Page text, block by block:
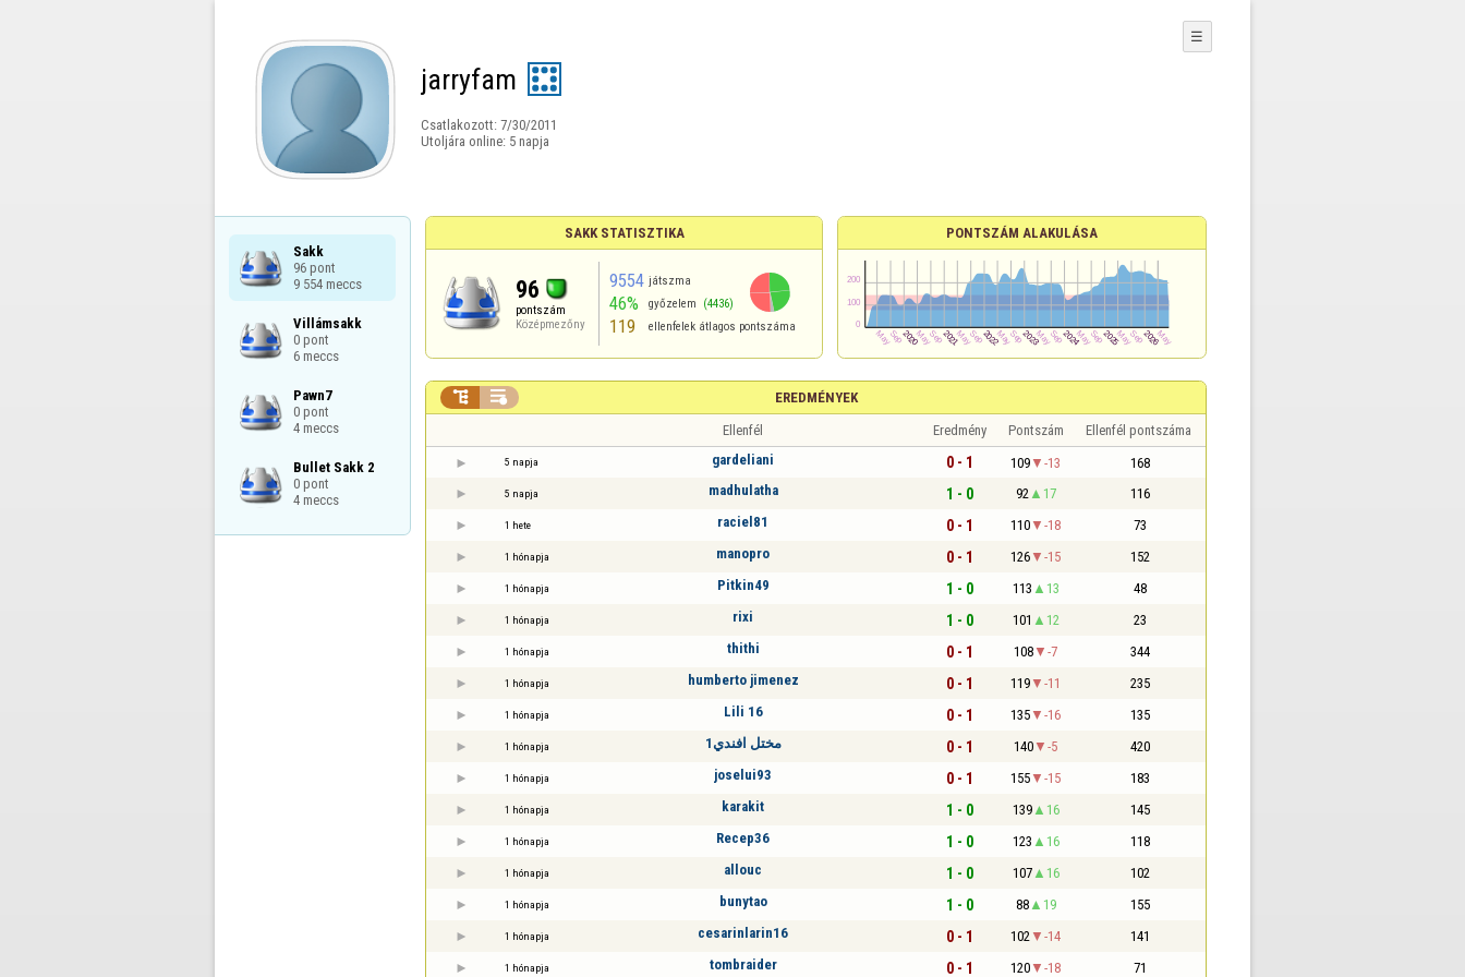
jarryfam
Csatlakozott: 7/30/2011
Utoljára online: 5 napja
☰
Sakk
96 pont
9 554 meccs
Villámsakk
0 pont
6 meccs
Pawn7
0 pont
4 meccs
Bullet Sakk 2
0 pont
4 meccs
SAKK STATISZTIKA
96
pontszám
Középmezőny
9554 játszma
46% győzelem (4436)
119 ellenfelek átlagos pontszáma
PONTSZÁM ALAKULÁSA
EREDMÉNYEK
 
Ellenfél Eredmény Pontszám Ellenfél pontszáma
5 napja gardeliani 0 - 1 109 -13 168
5 napja madhulatha 1 - 0 92 17 116
1 hete raciel81 0 - 1 110 -18 73
1 hónapja manopro 0 - 1 126 -15 152
1 hónapja Pitkin49 1 - 0 113 13 48
1 hónapja rixi 1 - 0 101 12 23
1 hónapja thithi 0 - 1 108 -7 344
1 hónapja humberto jimenez 0 - 1 119 -11 235
1 hónapja Lili 16 0 - 1 135 -16 135
1 hónapja 1مختل افندي 0 - 1 140 -5 420
1 hónapja joselui93 0 - 1 155 -15 183
1 hónapja karakit 1 - 0 139 16 145
1 hónapja Recep36 1 - 0 123 16 118
1 hónapja allouc 1 - 0 107 16 102
1 hónapja bunytao 1 - 0 88 19 155
1 hónapja cesarinlarin16 0 - 1 102 -14 141
1 hónapja tombraider 0 - 1 120 -18 71